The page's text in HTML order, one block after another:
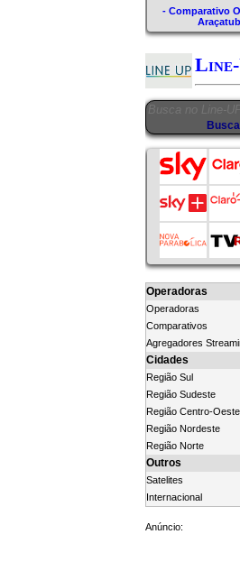
- Comparativo
Operadoras
Operadoras
Comparativos
Agregadores
Cidades
Região Sul
Região Sudeste
Região Centro-Oeste
Região Nordeste
Região Norte
Outros
Satelites
Internacional
Anúncio: